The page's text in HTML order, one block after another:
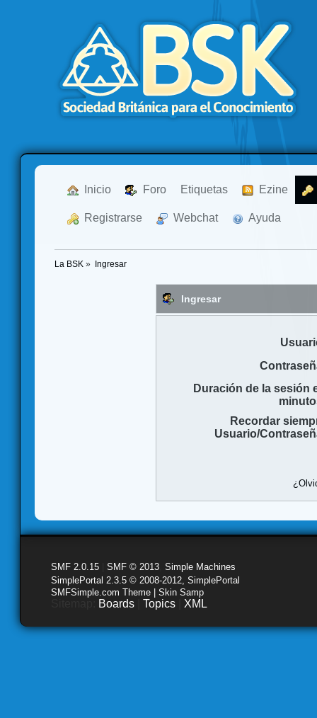
Inicio Foro Etiquetas Ezine
Registrarse Webchat Ayuda
La BSK » Ingresar
Ingresar
Duración de la sesión
Recordar
Usuario/
SMF 2.0.15 SMF © 2013 Simple Machines
SimplePortal 2.3.5 © 2008-2012, SimplePortal
SMFSimple.com Theme | Skin Samp
Boards Topics XML